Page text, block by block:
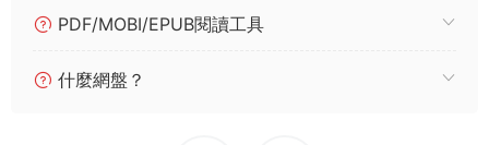
PDF/MOBI/EPUB閱讀工具
什麼網盤？